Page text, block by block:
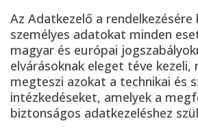
Az Adatkezelő a
személyes adatokat minden
magyar és európai
elvárásoknak eleget téve kezeli,
megteszi azokat a technikai és
intézkedéseket, amelyek a
biztonságos adatkezeléshez